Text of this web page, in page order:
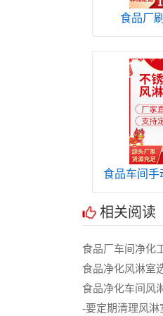
食品厂
食品车间手
相关阅读
食品厂车间净化
食品净化风淋室
食品净化车间风
-要定期清理风淋